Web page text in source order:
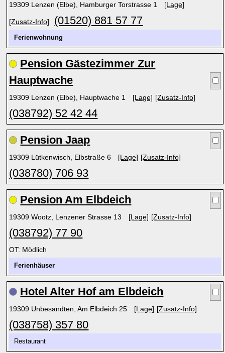
19309 Lenzen (Elbe), Hamburger Torstrasse 1 [Lage]
[Zusatz-Info] (01520) 881 57 77
Ferienwohnung
Pension Gästezimmer Zur
Hauptwache
19309 Lenzen (Elbe), Hauptwache 1 [Lage] [Zusatz-Info]
(038792) 52 42 44
Pension Jaap
19309 Lütkenwisch, Elbstraße 6 [Lage] [Zusatz-Info]
(038780) 706 93
Pension Am Elbdeich
19309 Wootz, Lenzener Strasse 13 [Lage] [Zusatz-Info]
(038792) 77 90
OT: Mödlich
Ferienhäuser
Hotel Alter Hof am Elbdeich
19309 Unbesandten, Am Elbdeich 25 [Lage] [Zusatz-Info]
(038758) 357 80
Restaurant